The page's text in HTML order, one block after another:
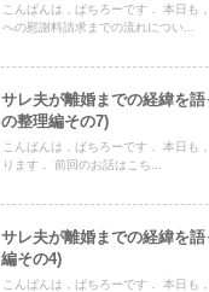
こんばんは，ぱちろーです． 本日も
への慰謝料請求までの流れについ...
サレ夫が離婚までの経緯を
の整理編その7)
こんばんは，ぱちろーです． 本日も
ります． 前回のお話はこち...
サレ夫が離婚までの経緯を
編その4)
こんばんは，ぱちろーです． 本日も